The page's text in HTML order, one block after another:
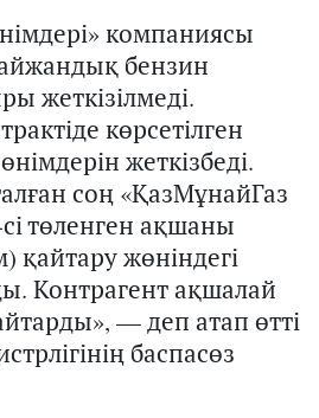
компаниясы
бензин
жеткізілмеді.
көрсетілген
жеткізбеді.
соң «ҚазМұнайГаз
төленген ақшаны
қайтару жөніндегі
Контрагент ақшалай
— деп атап өтті
баспасөз